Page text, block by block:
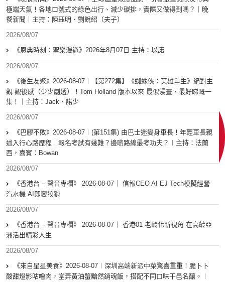
極端天氣！各地口號式的綠色出行、減少碳排，實際又做得到嗎？｜晚
餐新聞｜主持：陳珏明、劉銳紹（夫子）
2026/08/07
《恩典時刻：聖樂漫遊》2026年8月07日 主持：以諾
2026/08/07
《後生友聚》2026-08-07︱【第272集】《蜘蛛俠：英雄重生》絕對主
觀 觀後感（少少劇透）！Tom Holland 版本以來 最似漫畫、最好睇嘅一
集！｜主持：Jack、諾少
2026/08/07
《巴膠不敗》2026-08-07︱(第151集) 由巴士迷變身車長！年輕車長親
述入行心路歷程｜報名考試有幾難？邊啲路線最考功夫？︱主持：法蘭
西，嘉賓︰Bowan
2026/08/07
《香港台 – 聲音專欄》 2026-08-07｜ 信報CEO AI EJ Tech模擬經營
汽水機 AI即變狡猾
2026/08/07
《香港台 – 聲音專欄》 2026-08-07｜ 香港01 老齡化新視角 在高齡亞
洲活出精彩人生
2026/08/07
《來自星星美食》2026-08-07︱深圳高端新派中菜驚喜重重！脆卜卜
酸甜燈影咕嚕肉，堂弄黃油蟹黯然銷魂飯，搭配不同口味干邑名釀。︱